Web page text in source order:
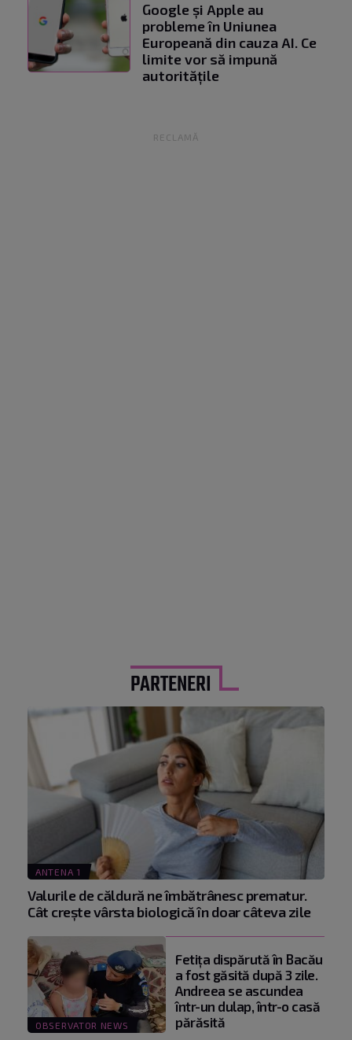
Google și Apple au
probleme în Uniunea
Europeană din cauza AI. Ce
limite vor să impună
autoritățile
RECLAMĂ
PARTENERI
ANTENA 1
Valurile de căldură ne îmbătrânesc prematur.
Cât crește vârsta biologică în doar câteva zile
OBSERVATOR NEWS
Fetiţa dispărută în Bacău
a fost găsită după 3 zile.
Andreea se ascundea
într-un dulap, într-o casă
părăsită